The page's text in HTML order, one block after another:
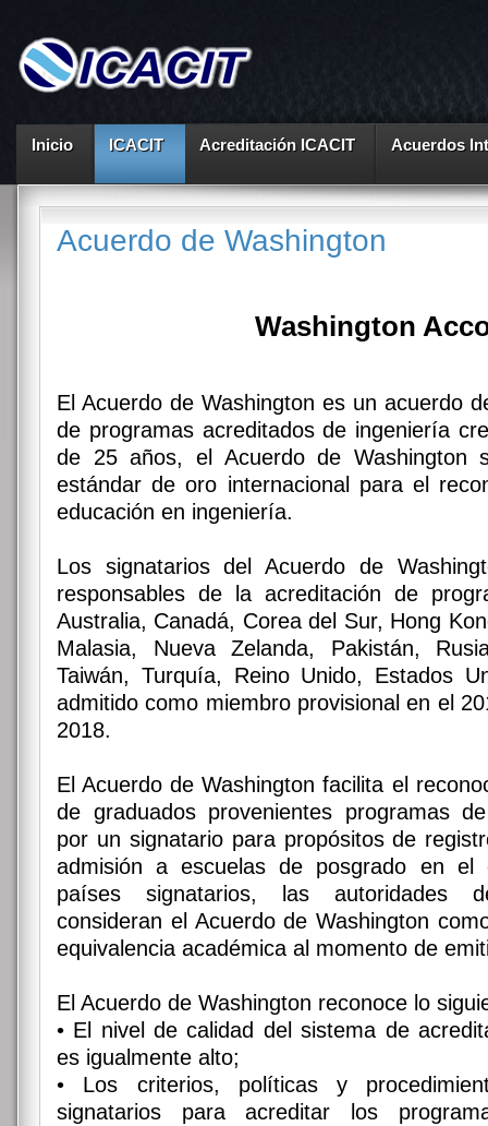
Inicio ICACIT Acreditación ICACIT Acuerdos
Acuerdo de Washington
Washington
El Acuerdo de Washington es un acuerdo
de programas acreditados de ingeniería
de 25 años, el Acuerdo de Washington
estándar de oro internacional para el
educación en ingeniería.
Los signatarios del Acuerdo de
responsables de la acreditación de
Australia, Canadá, Corea del Sur, Hong
Malasia, Nueva Zelanda, Pakistán,
Taiwán, Turquía, Reino Unido, Estados
admitido como miembro provisional en el
2018.
El Acuerdo de Washington facilita el
de graduados provenientes programas
por un signatario para propósitos de
admisión a escuelas de posgrado en el
países signatarios, las autoridades
consideran el Acuerdo de Washington
equivalencia académica al momento de
El Acuerdo de Washington reconoce lo
• El nivel de calidad del sistema de
es igualmente alto;
• Los criterios, políticas y
signatarios para acreditar los